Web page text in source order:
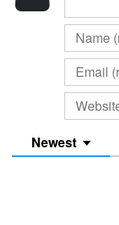
Newest